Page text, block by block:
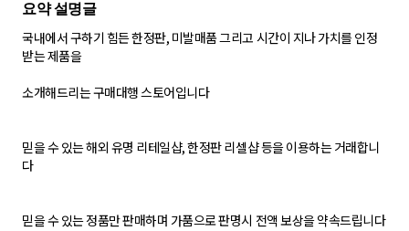
요약 설명글
국내에서 구하기 힘든 한정판, 미발매품 그리고 시간이 지나 가치를 인정
받는 제품을
소개해드리는 구매대행 스토어입니다
믿을 수 있는 해외 유명 리테일샵, 한정판 리셀샵 등을 이용하는 거래합니
다
믿을 수 있는 정품만 판매하며 가품으로 판명시 전액 보상을 약속드립니다